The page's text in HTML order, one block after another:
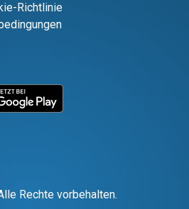
Richtlinie
Rechte vorbehalten.